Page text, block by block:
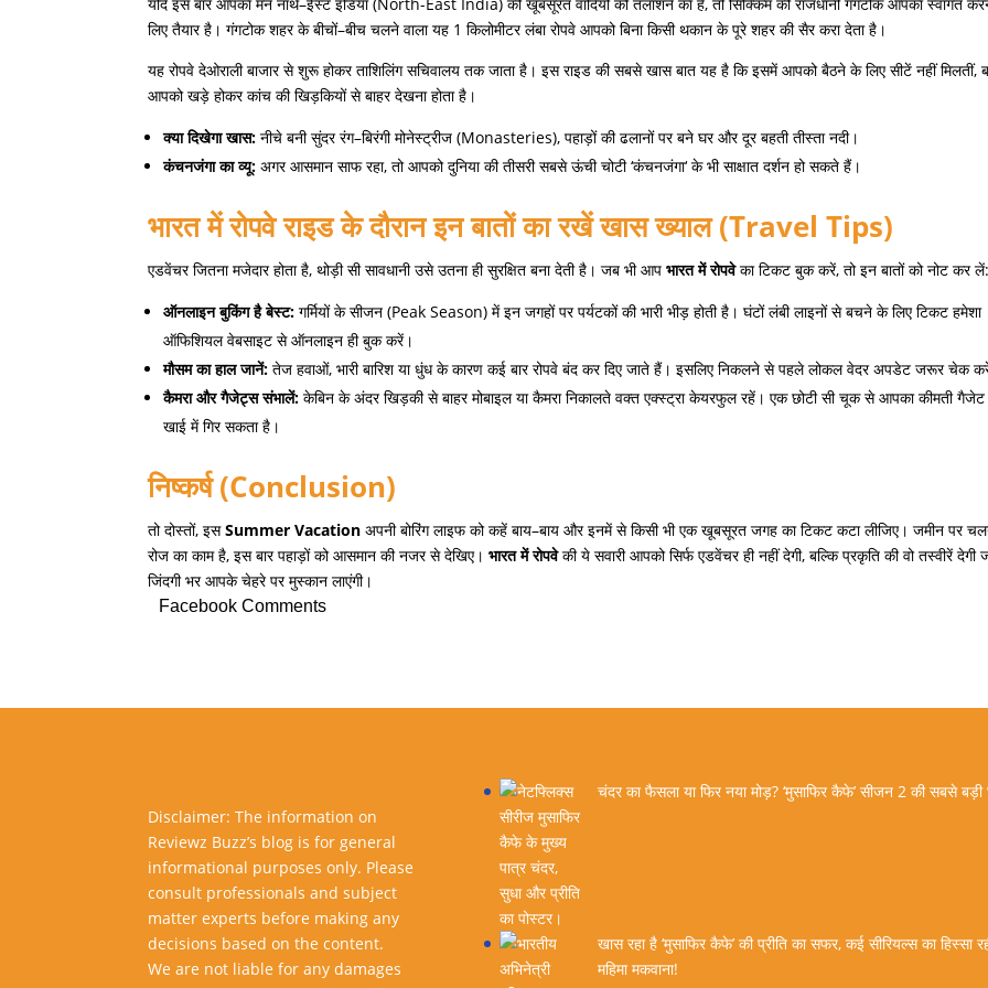
लिए तैयार है। गंगटोक शहर के बीचों–बीच चलने वाला यह 1किलोमीटर लंबा रोपवे आपको बिना किसी थकान के पूरे शहर की सैर करा देता है।
यह रोपवे देओराली बाजार से शुरू होकर ताशिलिंग सचिवालय तक जाता है। इस राइड की सबसे खास बात यह है कि इसमें आपको बैठने के लिए सीटें नहीं मिलतीं,
आपको खड़े होकर कांच की खिड़कियों से बाहर देखना होता है।
क्या दिखेगा खास: नीचे बनी सुंदर रंग–बिरंगी मोनेस्ट्रीज (Monasteries),पहाड़ों की ढलानों पर बने घर और दूर बहती तीस्ता नदी।
कंचनजंगा का व्यू: अगर आसमान साफ रहा,तो आपको दुनिया की तीसरी सबसे ऊंची चोटी‘कंचनजंगा‘के भी साक्षात दर्शन हो सकते हैं।
भारतमेंरोपवेराइडकेदौरानइनबातोंकारखेंखासख्याल(Travel Tips)
एडवेंचर जितना मजेदार होता है,थोड़ी सी सावधानी उसे उतना ही सुरक्षित बना देती है। जब भी आपभारत में रोपवेका टिकट बुक करें,तो इन बातों को नोट कर लें:
ऑनलाइन बुकिंग है बेस्ट: गर्मियों के सीजन (Peak Season)में इन जगहों पर पर्यटकों की भारी भीड़ होती है। घंटों लंबी लाइनों से बचने के लिए टिकट हमेशा
ऑफिशियल वेबसाइट से ऑनलाइन ही बुक करें।
मौसम का हाल जानें: तेज हवाओं,भारी बारिश या धुंध के कारण कई बार रोपवे बंद कर दिए जाते हैं। इसलिए निकलने से पहले लोकल वेदर अपडेट जरूर चेक
कैमरा और गैजेट्स संभालें: केबिन के अंदर खिड़की से बाहर मोबाइल या कैमरा निकालते वक्त एक्स्ट्रा केयरफुल रहें। एक छोटी सी चूक से आपका कीमती गैजेट
खाई में गिर सकता है।
निष्कर्ष(Conclusion)
तो दोस्तों,इस Summer Vacation अपनी बोरिंग लाइफ को कहें बाय–बाय और इनमें से किसी भी एक खूबसूरत जगह का टिकट कटा लीजिए। जमीन पर
रोज का काम है,इस बार पहाड़ों को आसमान की नजर से देखिए।भारत में रोपवेकी ये सवारी आपको सिर्फ एडवेंचर ही नहीं देगी,बल्कि प्रकृति की वो तस्वीरें देगी
जिंदगी भर आपके चेहरे पर मुस्कान लाएंगी।
Facebook Comments
Disclaimer: The information on
Reviewz Buzz’s blog is for general
informational purposes only. Please
consult professionals and subject
matter experts before making any
decisions based on the content.
We are not liable for any damages
चंदर का फैसला या फिर नया मोड़? ‘मुसाफिर कैफे’ सीजन 2 की सबसे बड़ी
खास रहा है ‘मुसाफिर कैफे’ की प्रीति का सफर, कई सीरियल्स का हिस्सा
महिमा मकवाना!